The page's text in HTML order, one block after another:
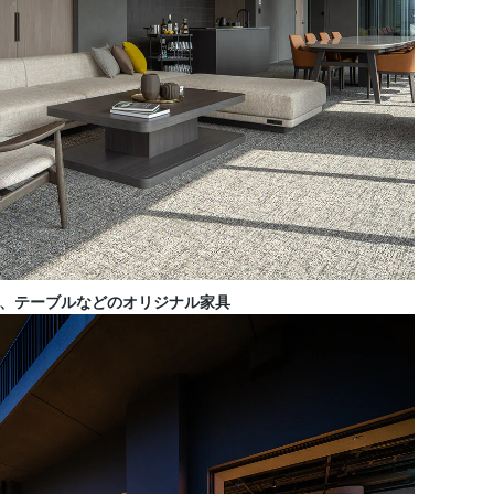
テーブルなどのオリジナル家具